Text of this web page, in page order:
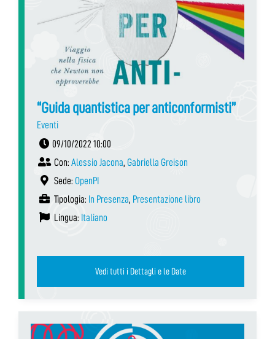
“Guida quantistica per anticonformisti”
Eventi
09/10/2022 10:00
Con: Alessio Jacona, Gabriella Greison
Sede: OpenPI
Tipologia: In Presenza, Presentazione libro
Lingua: Italiano
Vedi tutti i Dettagli e le Date